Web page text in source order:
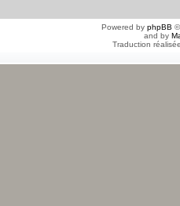
Powered by phpBB
and by
Traduction